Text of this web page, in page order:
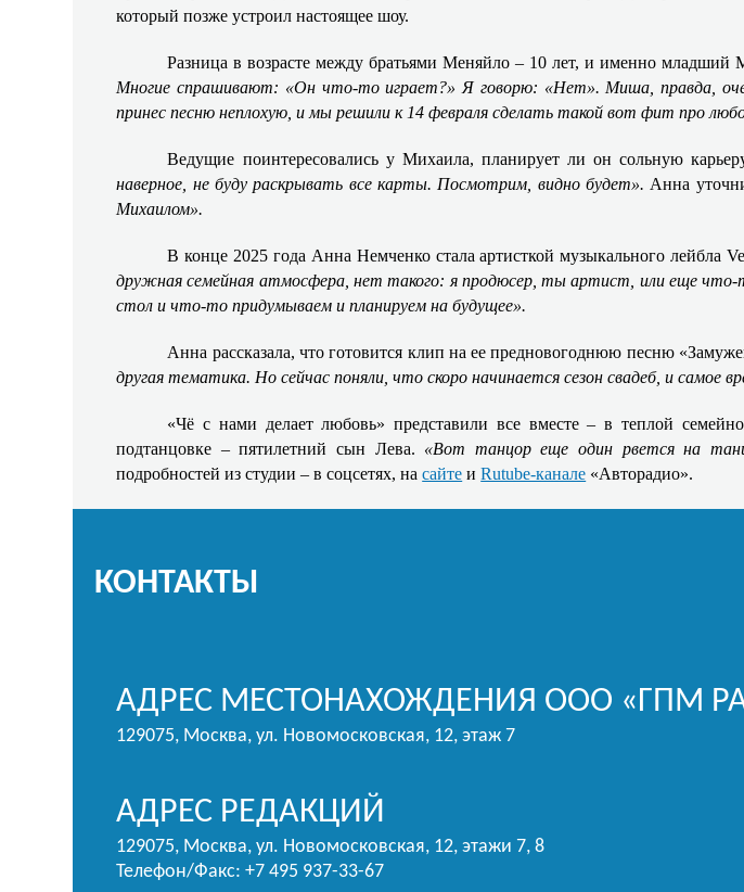
который позже устроил настоящее шоу.
Разница в возрасте между братьями Меняйло – 10 лет, и именно младший
Многие спрашивают: «Он что-то играет?» Я говорю: «Нет». Миша, правда,
принес песню неплохую, и мы решили к 14 февраля сделать такой вот фит про
Ведущие поинтересовались у Михаила, планирует ли он сольную
наверное, не буду раскрывать все карты. Посмотрим, видно будет». Анна
Михаилом».
В конце 2025 года Анна Немченко стала артисткой музыкального лейбла
дружная семейная атмосфера, нет такого: я продюсер, ты артист, или еще
стол и что-то придумываем и планируем на будущее».
Анна рассказала, что готовится клип на ее предновогоднюю песню
другая тематика. Но сейчас поняли, что скоро начинается сезон свадеб, и самое
«Чё с нами делает любовь» представили все вместе – в теплой
подтанцовке – пятилетний сын Лева. «Вот танцор еще один рвется на
подробностей из студии – в соцсетях, насайте иRutube-канале «Авторадио».
КОНТАКТЫ
АДРЕС МЕСТОНАХОЖДЕНИЯ ООО «ГПМ
129075, Москва, ул. Новомосковская, 12, этаж 7
АДРЕС РЕДАКЦИЙ
129075, Москва, ул. Новомосковская, 12, этажи 7, 8
Телефон/Факс: +7 495 937-33-67